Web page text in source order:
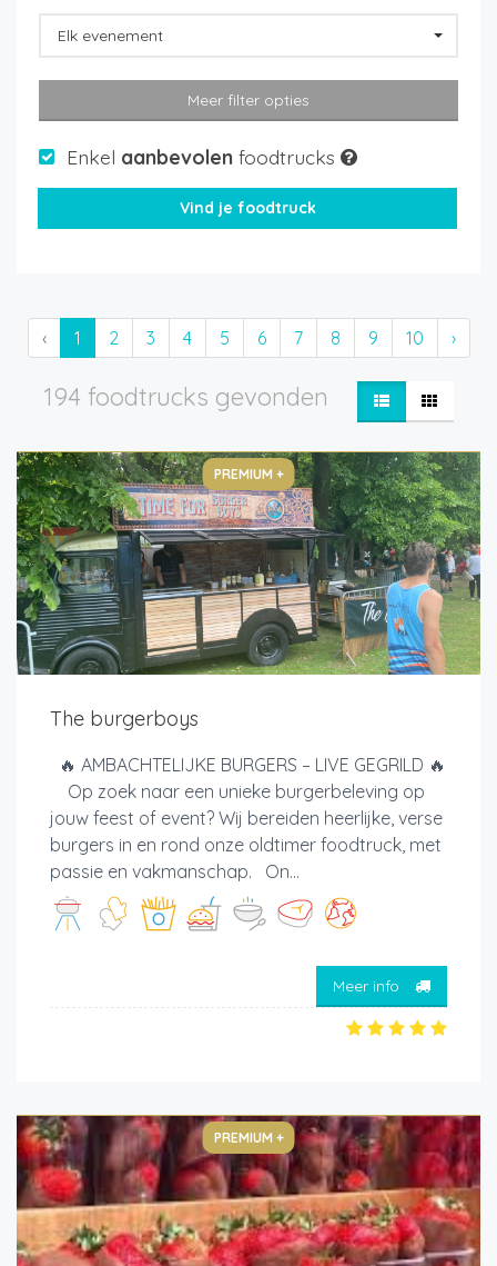
Elk evenement
Meer filter opties
Enkel aanbevolen foodtrucks
‹ 1 2 3 4 5 6 7 8 9 10 ›
194 foodtrucks gevonden
PREMIUM +
The burgerboys
🔥 AMBACHTELIJKE BURGERS – LIVE GEGRILD 🔥
Op zoek naar een unieke burgerbeleving op
jouw feest of event? Wij bereiden heerlijke, verse
burgers in en rond onze oldtimer foodtruck, met
passie en vakmanschap. On...
Meer info
PREMIUM +